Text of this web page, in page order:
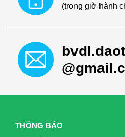
(trong giờ hành
THÔNG BÁO